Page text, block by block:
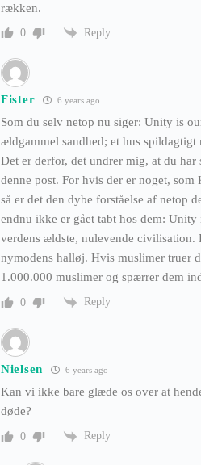
rækken.
0 Reply
Fister 6 years ago
Som du selv netop nu siger: Unity is
ældgammel sandhed; et hus
Det er derfor, det undrer mig, at du
denne post. For hvis der er noget,
så er det den dybe forståelse af netop
endnu ikke er gået tabt hos dem: Unity
verdens ældste, nulevende
nymodens halløj. Hvis muslimer truer
1.000.000 muslimer og spærrer dem
0 Reply
Nielsen 6 years ago
Kan vi ikke bare glæde os over at
døde?
0 Reply